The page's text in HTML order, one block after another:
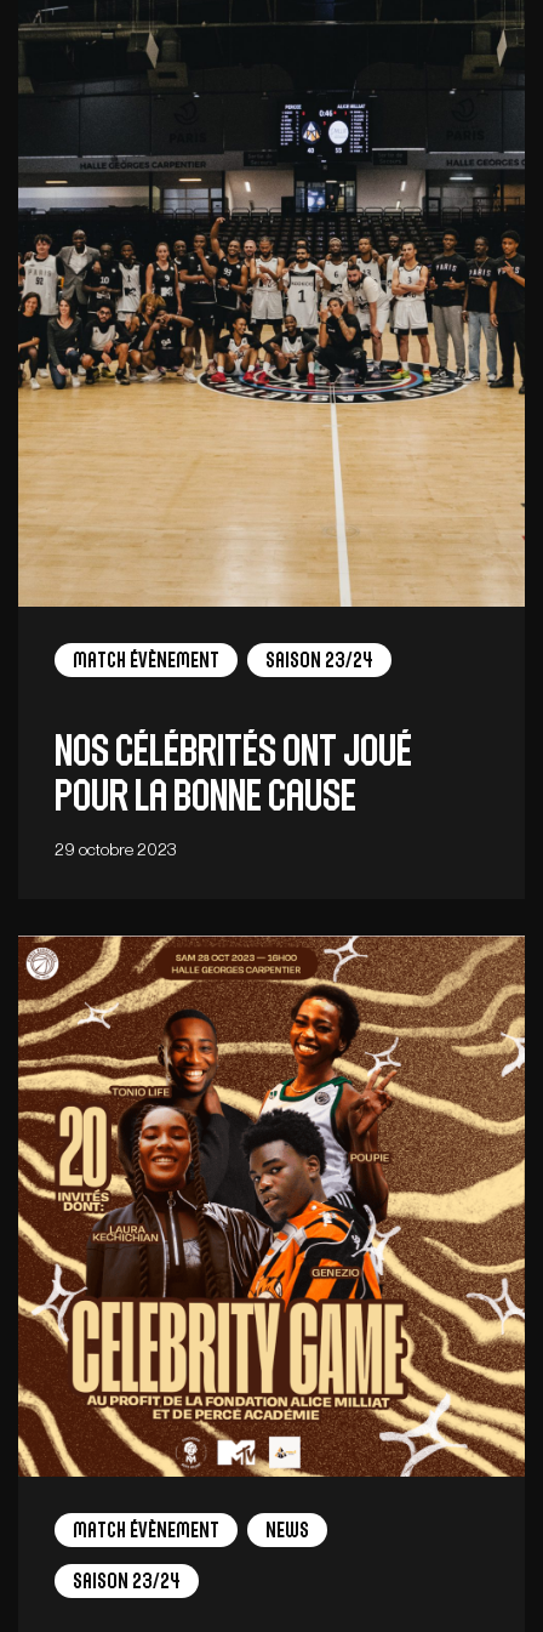
Match Évènement Saison 23/24
Nos célébrités ont joué
pour la bonne cause
29 octobre 2023
Match Évènement News
Saison 23/24